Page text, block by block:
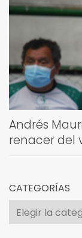
Andrés
renacer del
CATEGORÍAS
Categorías